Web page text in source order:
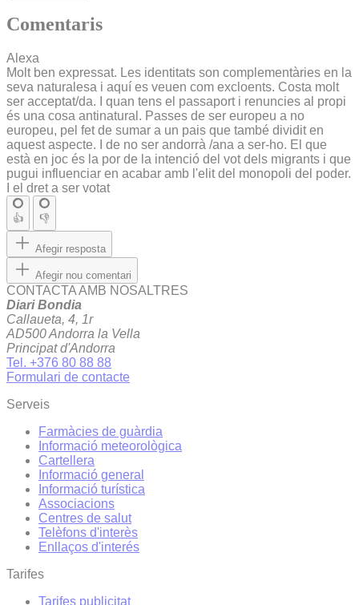
Comentaris
Alexa
Molt ben expressat. Les identitats son complementàries en la
seva naturalesa i aquí es veuen com excloents. Costa molt
ser acceptat/da. I quan tens el passaport i renuncies al propi
és una cosa antinatural. Passes de ser europeu a no
europeu, pel fet de sumar a un pais que també dividit en
aquest aspecte. I de no ser andorrà /ana a ser-ho. El que
està en joc és la por de la intenció del vot dels migrants i que
pugui influenciar en acabar amb l'elit del monopoli del poder.
I el dret a ser votat
👍 👎
Afegir resposta
Afegir nou comentari
CONTACTA AMB NOSALTRES
Diari Bondia
Callaueta, 4, 1r
AD500 Andorra la Vella
Principat d'Andorra
Tel. +376 80 88 88
Formulari de contacte
Serveis
Farmàcies de guàrdia
Informació meteorològica
Cartellera
Informació general
Informació turística
Associacions
Centres de salut
Telèfons d'interès
Enllaços d'interés
Tarifes
Tarifes publicitat